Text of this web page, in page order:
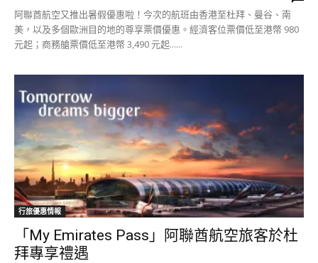
阿聯酋航空又推出暑假優惠啦！今次的航班由香港至杜拜、曼谷、南
美，以及多個歐洲目的地的尊享票價優惠。經濟客位票價低至港幣 980
元起；商務艙票價低至港幣 3,490 元起......
行旅優惠情報
「My Emirates Pass」阿聯酋航空旅客於杜
拜專享禮遇